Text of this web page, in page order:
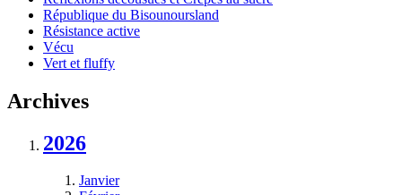
République du Bisounoursland
Résistance active
Vécu
Vert et fluffy
Archives
2026
Janvier